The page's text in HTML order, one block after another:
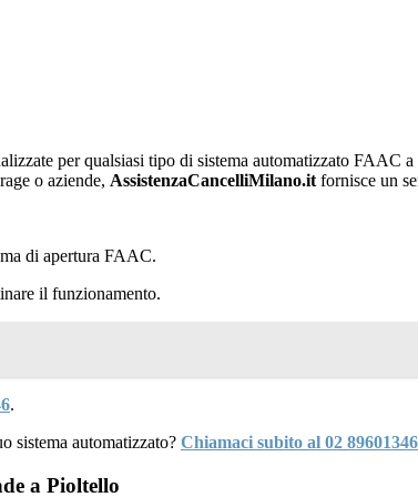
per qualsiasi tipo di sistema automatizzato FAAC
o aziende, AssistenzaCancelliMilano.it fornisce un
di apertura FAAC.
il funzionamento.
.
sistema automatizzato? Chiamaci subito al 02
a Pioltello